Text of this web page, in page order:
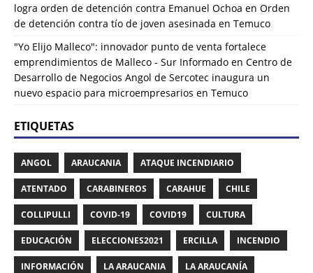
logra orden de detención contra Emanuel Ochoa en Orden
de detención contra tío de joven asesinada en Temuco
"Yo Elijo Malleco": innovador punto de venta fortalece
emprendimientos de Malleco - Sur Informado en Centro de
Desarrollo de Negocios Angol de Sercotec inaugura un
nuevo espacio para microempresarios en Temuco
ETIQUETAS
ANGOL ARAUCANIA ATAQUE INCENDIARIO
ATENTADO CARABINEROS CARAHUE CHILE
COLLIPULLI COVID-19 COVID19 CULTURA
EDUCACIÓN ELECCIONES2021 ERCILLA INCENDIO
INFORMACIÓN LA ARAUCANIA LA ARAUCANÍA